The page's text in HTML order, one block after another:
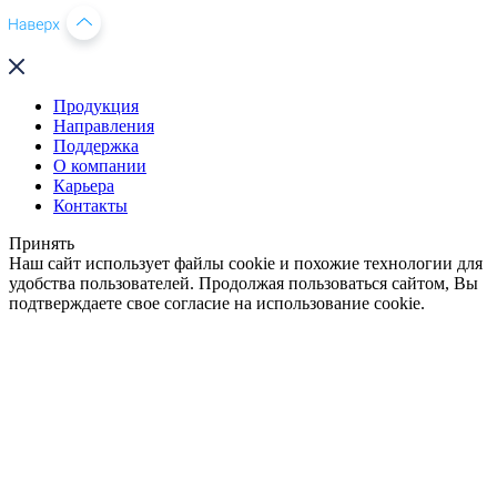
Продукция
Направления
Поддержка
О компании
Карьера
Контакты
Принять
Наш сайт использует файлы cookie и похожие технологии для
удобства пользователей. Продолжая пользоваться сайтом, Вы
подтверждаете свое согласие на использование cookie.